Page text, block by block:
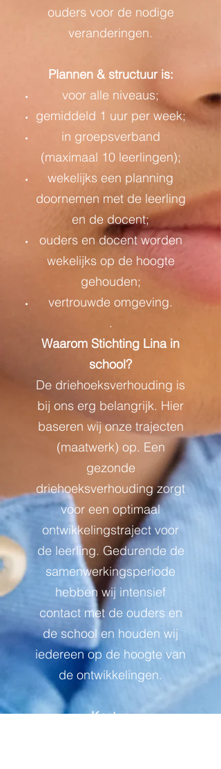
ouders voor de nodige
veranderingen.
Plannen & structuur is:
voor alle niveaus;
gemiddeld 1 uur per week;
in groepsverband
(maximaal 10 leerlingen);
wekelijks een planning
doornemen met de leerling
en de docent;
ouders en docent worden
wekelijks op de hoogte
gehouden;
vertrouwde omgeving.
.
Waarom Stichting Lina in
school?
De driehoeksverhouding is
bij ons erg belangrijk. Hier
baseren wij onze trajecten
(maatwerk) op. Een
gezonde
driehoeksverhouding zorgt
voor een optimaal
ontwikkelingstraject voor
de leerling. Gedurende de
samenwerkingsperiode
hebben wij intensief
contact met de ouders en
de school en houden wij
iedereen op de hoogte van
de ontwikkelingen.
Kosten